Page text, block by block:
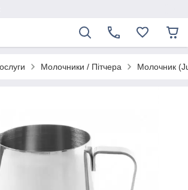
Молочники / Пітчера Молочник